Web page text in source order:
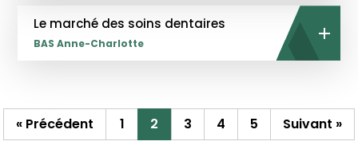
Le marché des soins dentaires
BAS Anne-Charlotte
« Précédent 1 2 3 4 5 Suivant »